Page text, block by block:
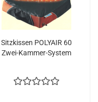
Sitzkissen POLYAIR 60
Zwei-Kammer-System